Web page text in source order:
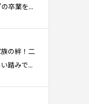
卒業を...
の絆！二
踏みで...